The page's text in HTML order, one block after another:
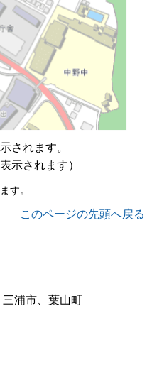
されます。
示されます）
す。
このページの先頭へ戻る
浦市、葉山町